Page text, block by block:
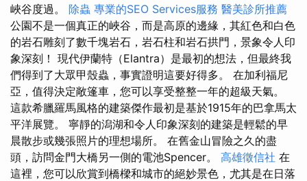
峽谷度過。 除蟲 專業的SEO Services服務 醫美診所推薦
公園不是一個真正的峽谷，而是高原的邊緣，其紅色和白色
的岩石雕刻了數千塊岩石，岩石柱和岩石拱門，景象令人印
象深刻！ 現代伊蘭特（Elantra）是最初的想法，但最終我
們得到了大眾甲殼蟲，事實證明這要好得多。 在加利福尼
亞，值得決定敞篷車，您可以享受整整一年的超級天氣。
這款希臘羅馬風格的建築傑作最初是基於1915年的巴拿馬太
平洋展覽。 寧靜的潟湖和令人印象深刻的建築是輕鬆的早
晨散步或幾張照片的理想場所。 在舊金山冒險之久的盡
頭，訪問金門大橋另一側的電池Spencer。 高雄徵信社 在
這裡，您可以欣賞到橋樑和城市的絕妙景色，尤其是在日落